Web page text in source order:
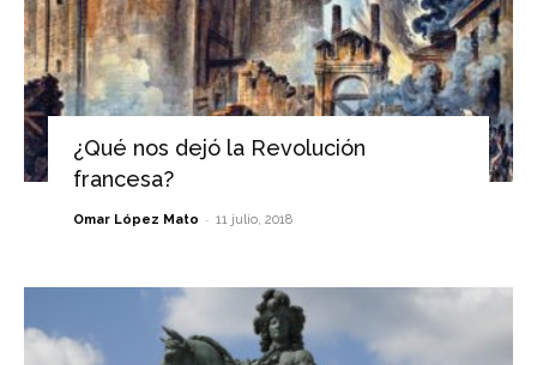
¿Qué nos dejó la Revolución
francesa?
Omar López Mato - 11 julio, 2018